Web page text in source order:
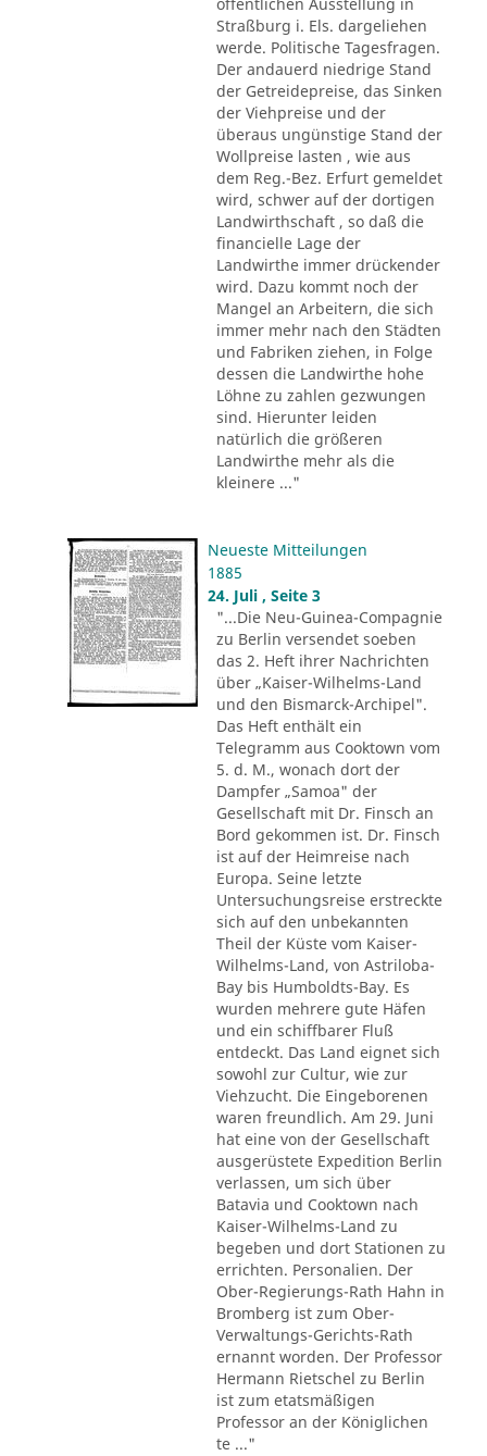
Straßburg i. Els. dargeliehen
werde. Politische Tagesfragen.
Der andauerd niedrige Stand
der Getreidepreise, das Sinken
der Viehpreise und der
überaus ungünstige Stand der
Wollpreise lasten , wie aus
dem Reg.-Bez. Erfurt gemeldet
wird, schwer auf der dortigen
Landwirthschaft , so daß die
financielle Lage der
Landwirthe immer drückender
wird. Dazu kommt noch der
Mangel an Arbeitern, die sich
immer mehr nach den Städten
und Fabriken ziehen, in Folge
dessen die Landwirthe hohe
Löhne zu zahlen gezwungen
sind. Hierunter leiden
natürlich die größeren
Landwirthe mehr als die
kleinere ..."
Neueste Mitteilungen
1885
24. Juli , Seite 3
"...Die Neu-Guinea-Compagnie
zu Berlin versendet soeben
das 2. Heft ihrer Nachrichten
über „Kaiser-Wilhelms-Land
und den Bismarck-Archipel".
Das Heft enthält ein
Telegramm aus Cooktown vom
5. d. M., wonach dort der
Dampfer „Samoa" der
Gesellschaft mit Dr. Finsch an
Bord gekommen ist. Dr. Finsch
ist auf der Heimreise nach
Europa. Seine letzte
Untersuchungsreise erstreckte
sich auf den unbekannten
Theil der Küste vom Kaiser-
Wilhelms-Land, von Astriloba-
Bay bis Humboldts-Bay. Es
wurden mehrere gute Häfen
und ein schiffbarer Fluß
entdeckt. Das Land eignet sich
sowohl zur Cultur, wie zur
Viehzucht. Die Eingeborenen
waren freundlich. Am 29. Juni
hat eine von der Gesellschaft
ausgerüstete Expedition Berlin
verlassen, um sich über
Batavia und Cooktown nach
Kaiser-Wilhelms-Land zu
begeben und dort Stationen zu
errichten. Personalien. Der
Ober-Regierungs-Rath Hahn in
Bromberg ist zum Ober-
Verwaltungs-Gerichts-Rath
ernannt worden. Der Professor
Hermann Rietschel zu Berlin
ist zum etatsmäßigen
Professor an der Königlichen
te ..."